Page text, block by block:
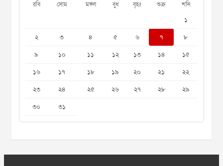
রবি সোম মঙ্গল বুধ বৃহঃ শুক্র শনি
১
২
৩ ৪ ৫ ৬ ৭
৮
৯
১০ ১১ ১২ ১৩ ১৪
১৫
১৬
১৭ ১৮ ১৯ ২০ ২১
২২
২৩
২৪ ২৫ ২৬ ২৭ ২৮
২৯
৩০
৩১